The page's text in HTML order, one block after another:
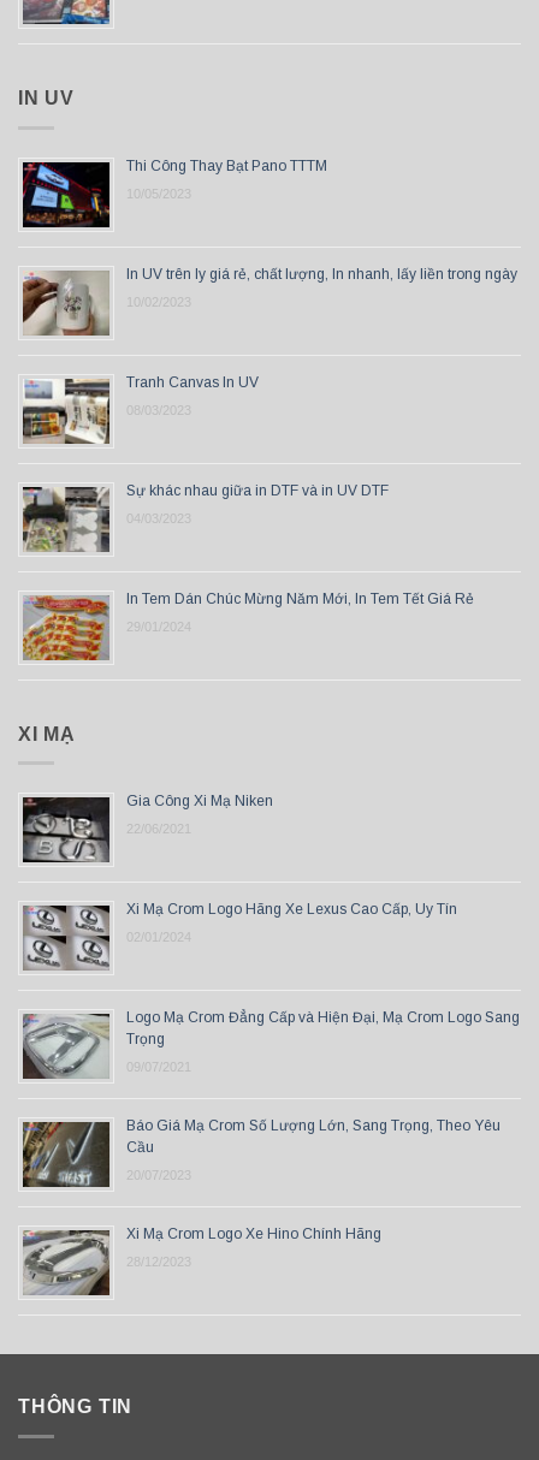
IN UV
Thi Công Thay Bạt Pano TTTM
10/05/2023
In UV trên ly giá rẻ, chất lượng, In nhanh, lấy liền trong ngày
10/02/2023
Tranh Canvas In UV
08/03/2023
Sự khác nhau giữa in DTF và in UV DTF
04/03/2023
In Tem Dán Chúc Mừng Năm Mới, In Tem Tết Giá Rẻ
29/01/2024
XI MẠ
Gia Công Xi Mạ Niken
22/06/2021
Xi Mạ Crom Logo Hãng Xe Lexus Cao Cấp, Uy Tín
02/01/2024
Logo Mạ Crom Đẳng Cấp và Hiện Đại, Mạ Crom Logo Sang
Trọng
09/07/2021
Báo Giá Mạ Crom Số Lượng Lớn, Sang Trọng, Theo Yêu
Cầu
20/07/2023
Xi Mạ Crom Logo Xe Hino Chính Hãng
28/12/2023
THÔNG TIN